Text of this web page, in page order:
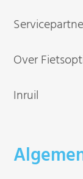
Over
Inruil